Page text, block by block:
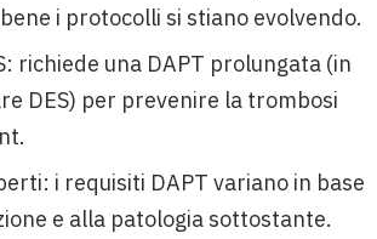
i protocolli si stiano evolvendo.
richiede una DAPT prolungata (in
DES) per prevenire la trombosi
i requisiti DAPT variano in base
e alla patologia sottostante.